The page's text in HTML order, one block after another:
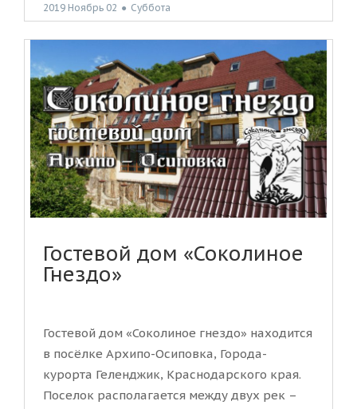
2019 Ноябрь 02 ● Суббота
Гостевой дом «Соколиное
Гнездо»
Гостевой дом «Соколиное гнездо» находится
в посёлке Архипо-Осиповка, Города-
курорта Геленджик, Краснодарского края.
Поселок располагается между двух рек –